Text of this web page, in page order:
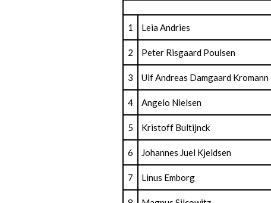
1
Leia Andries
2 Peter Risgaard Poulsen
3 Ulf Andreas Damgaard Kromann
4 Angelo Nielsen
5 Kristoff Bultijnck
6 Johannes Juel Kjeldsen
7 Linus Emborg